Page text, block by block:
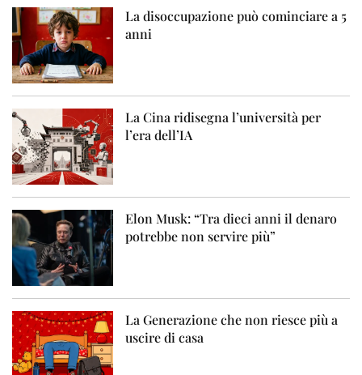
La disoccupazione può cominciare a 5
anni
La Cina ridisegna l’università per
l’era dell’IA
Elon Musk: “Tra dieci anni il denaro
potrebbe non servire più”
La Generazione che non riesce più a
uscire di casa